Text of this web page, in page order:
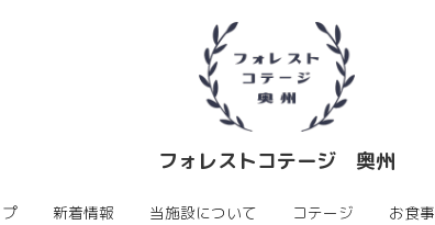
フォレストコテージ　奥州
新着情報 当施設について コテージ お食事
フォレストコテージ　奥州
新着情報 当施設について コテージ お食事